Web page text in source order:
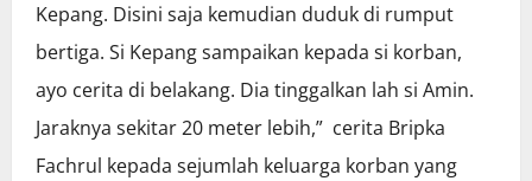
Kepang. Disini saja kemudian duduk di rumput
bertiga. Si Kepang sampaikan kepada si korban,
ayo cerita di belakang. Dia tinggalkan lah si Amin.
Jaraknya sekitar 20 meter lebih,” cerita Bripka
Fachrul kepada sejumlah keluarga korban yang